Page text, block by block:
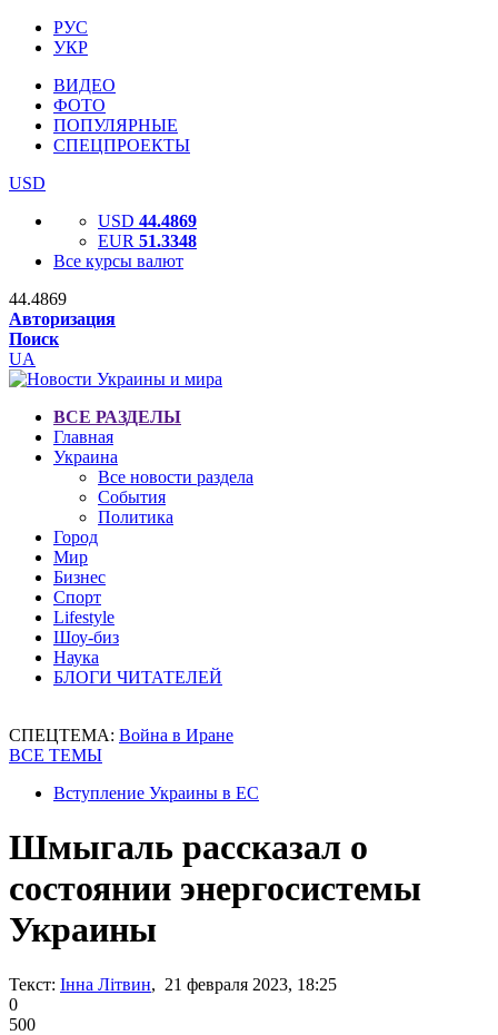
РУС
УКР
ВИДЕО
ФОТО
ПОПУЛЯРНЫЕ
СПЕЦПРОЕКТЫ
USD
USD 44.4869
EUR 51.3348
Все курсы валют
44.4869
Авторизация
Поиск
UA
ВСЕ РАЗДЕЛЫ
Главная
Украина
Все новости раздела
События
Политика
Город
Мир
Бизнес
Спорт
Lifestyle
Шоу-биз
Наука
БЛОГИ ЧИТАТЕЛЕЙ
СПЕЦТЕМА: Война в Иране
ВСЕ ТЕМЫ
Вступление Украины в ЕС
Шмыгаль рассказал о
состоянии энергосистемы
Украины
Текст: Інна Літвин, 21 февраля 2023, 18:25
0
500